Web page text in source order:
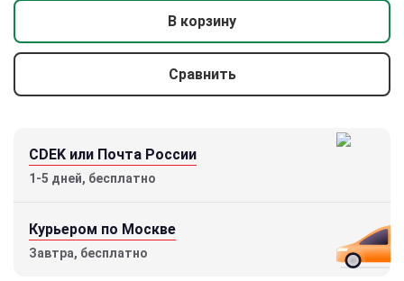
В корзину
Сравнить
CDEK или Почта России
1-5 дней, бесплатно
Курьером по Москве
Завтра, бесплатно